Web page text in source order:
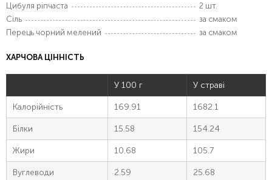
Цибуля ріпчаста
2 шт.
Сіль
за смаком
Перець чорний мелений
за смаком
ХАРЧОВА ЦІННІСТЬ
У 100 г У страві
Калорійність 169.91 1682.1
Білки 15.58 154.24
Жири 10.68 105.7
Вуглеводи 2.59 25.68